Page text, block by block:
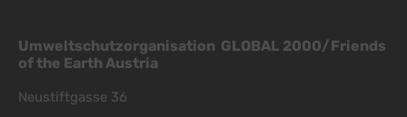
Umweltschutzorganisation GLOBAL 2000/Friends
of the Earth Austria
Neustiftgasse 36